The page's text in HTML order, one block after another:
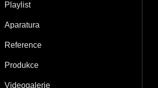
Playlist
Aparatura
Reference
Produkce
Videogalerie